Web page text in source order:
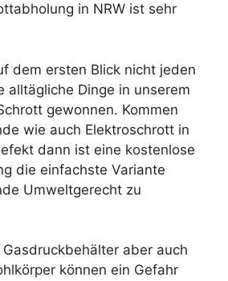
in NRW ist sehr
dem ersten Blick nicht jeden
alltägliche Dinge in unserem
gewonnen. Kommen
wie auch Elektroschrott in
dann ist eine kostenlose
die einfachste Variante
Umweltgerecht zu
aber auch
können ein Gefahr